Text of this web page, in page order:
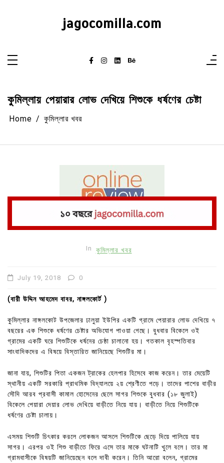
jagocomilla.com
কুমিল্লায় পেয়ারার লোভ দেখিয়ে শিশুকে ধর্ষণের চেষ্টা
Home কুমিল্লার খবর
In কুমিল্লার খবর
July 19, 2018 0
(বারী উদ্দিন আহমেদ বাবর, নাঙ্গলকোর্ট )
কুমিল্লার নাঙ্গলকোট উপজেলার ঢালুয়া ইউপির একটি গ্রামে পেয়ারার লোভ দেখিয়ে ৭
বছরের এক শিশুকে ধর্ষণের চেষ্টার অভিযোগ পাওয়া গেছে। বুধবার বিকেলে ওই
গ্রামের একটি ঘরে শিশুটিকে ধর্ষনের চেষ্ঠা চালানো হয়। গতকাল বৃহস্পতিবার
সাংবাদিকদের এ বিষয়ে বিস্তারিত জানিয়েছে শিশুটির মা।
জানা যায়, শিশুটির পিতা একজন ট্রাকের হেলপার হিসেবে কাজ করেন। তার মেয়েটি
স্থানীয় একটি সরকারি প্রাথমিক বিদ্যালয়ে ২য় শ্রেণীতে পড়ে। তাদের পাশের বাড়ীর
সৌদি আরব প্রবাসী কামাল হোসেনের ছেলে সাগর শিশুকে বুধবার (১৮ জুলাই)
বিকেলে পেয়ারা দেয়ার লোভ দেখিয়ে বাড়ীতে নিয়ে যায়। বাড়ীতে নিয়ে শিশুটিকে
ধর্ষণের চেষ্টা চালায়।
এসময় শিশুটি চিৎকার করলে লোকজন আসলে শিশুটিকে ছেড়ে দিয়ে পালিয়ে যায়
সাগর। এরপর ওই শিশু বাড়ীতে ফিরে এসে তার মাকে ঘটনাটি খুলে বলে। তার মা
গ্রামবাসীকে বিষয়টি জানিয়েছেন বলে দাবী করেন। তিনি আরো বলেন, গ্রামের